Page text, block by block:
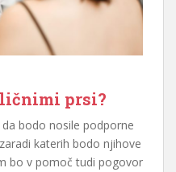
prsi?
bodo nosile podporne
katerih bodo njihove
bo v pomoč tudi pogovor